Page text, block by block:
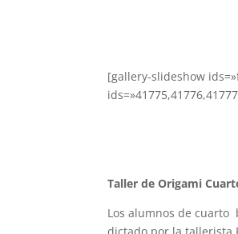
[gallery-slideshow
Taller de Origami
Los alumnos de